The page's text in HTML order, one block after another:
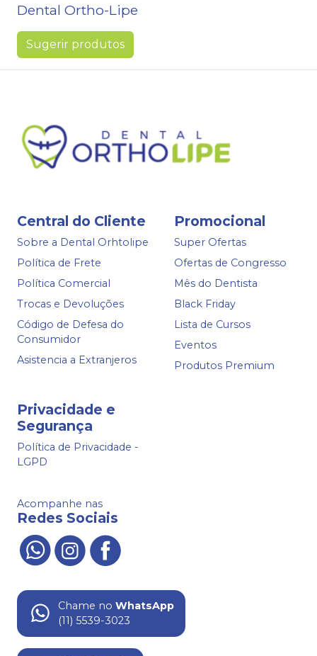
Dental Ortho-Lipe
Sugerir produtos
Central do Cliente
Sobre a Dental Orhtolipe
Política de Frete
Política Comercial
Trocas e Devoluções
Código de Defesa do
Consumidor
Asistencia a Extranjeros
Promocional
Super Ofertas
Ofertas de Congresso
Mês do Dentista
Black Friday
Lista de Cursos
Eventos
Produtos Premium
Privacidade e
Segurança
Política de Privacidade -
LGPD
Acompanhe nas
Redes Sociais
Chame no WhatsApp
(11) 5539-3023